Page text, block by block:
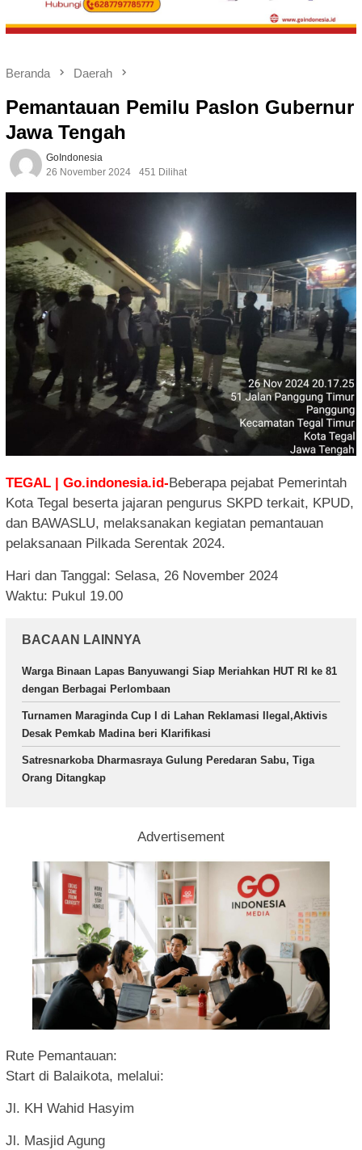
Beranda Daerah
Pemantauan Pemilu Paslon Gubernur
Jawa Tengah
GoIndonesia
26 November 2024
451 Dilihat
TEGAL | Go.indonesia.id-Beberapa pejabat Pemerintah
Kota Tegal beserta jajaran pengurus SKPD terkait, KPUD,
dan BAWASLU, melaksanakan kegiatan pemantauan
pelaksanaan Pilkada Serentak 2024.
Hari dan Tanggal: Selasa, 26 November 2024
Waktu: Pukul 19.00
BACAAN LAINNYA
Warga Binaan Lapas Banyuwangi Siap Meriahkan HUT RI ke 81
dengan Berbagai Perlombaan
Turnamen Maraginda Cup I di Lahan Reklamasi Ilegal,Aktivis
Desak Pemkab Madina beri Klarifikasi
Satresnarkoba Dharmasraya Gulung Peredaran Sabu, Tiga
Orang Ditangkap
Advertisement
Rute Pemantauan:
Start di Balaikota, melalui:
Jl. KH Wahid Hasyim
Jl. Masjid Agung